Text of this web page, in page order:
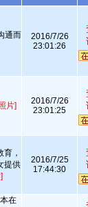
通而
2016/7/26
23:01:26
片]
2016/7/26
23:01:25
，
提供
2016/7/25
17:44:30
在